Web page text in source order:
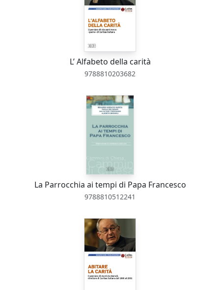
L’ Alfabeto della carità
9788810203682
La Parrocchia ai tempi di Papa Francesco
9788810512241